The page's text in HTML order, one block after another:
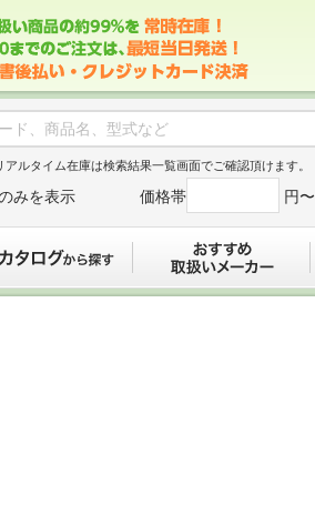
ルタイム在庫は検索結果一覧画面でご確認頂けます。
みを表示 価格帯 円〜